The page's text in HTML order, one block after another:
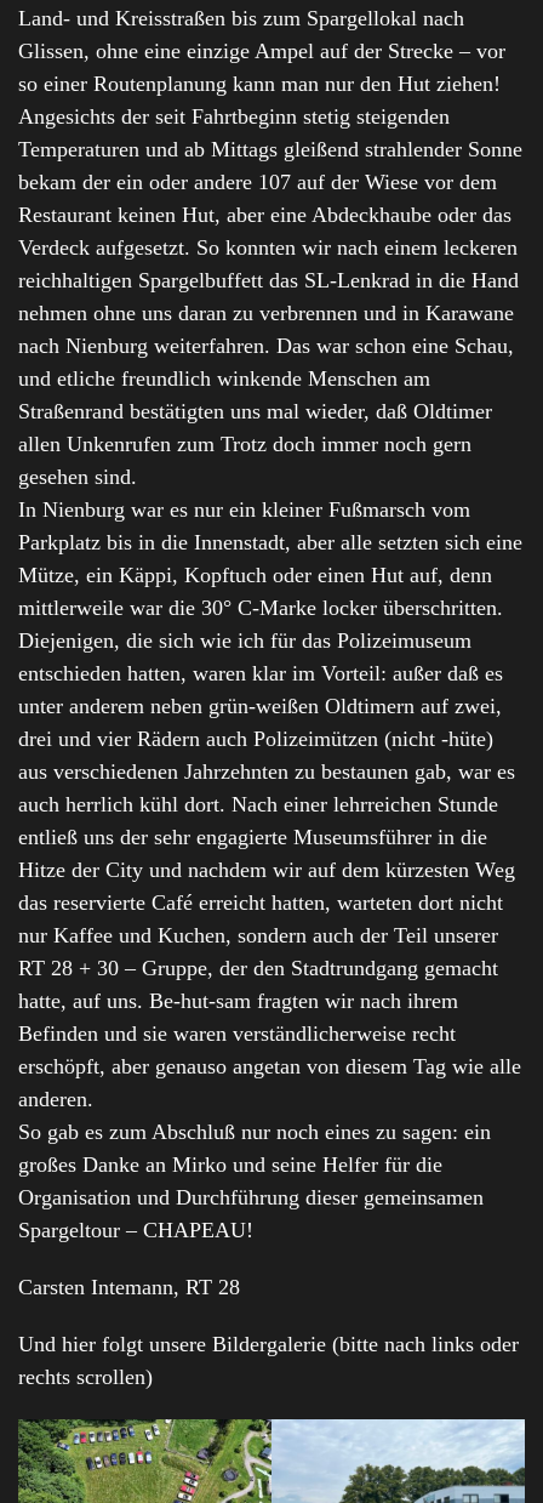
Land- und Kreisstraßen bis zum Spargellokal nach
Glissen, ohne eine einzige Ampel auf der Strecke – vor
so einer Routenplanung kann man nur den Hut ziehen!
Angesichts der seit Fahrtbeginn stetig steigenden
Temperaturen und ab Mittags gleißend strahlender Sonne
bekam der ein oder andere 107 auf der Wiese vor dem
Restaurant keinen Hut, aber eine Abdeckhaube oder das
Verdeck aufgesetzt. So konnten wir nach einem leckeren
reichhaltigen Spargelbuffett das SL-Lenkrad in die Hand
nehmen ohne uns daran zu verbrennen und in Karawane
nach Nienburg weiterfahren. Das war schon eine Schau,
und etliche freundlich winkende Menschen am
Straßenrand bestätigten uns mal wieder, daß Oldtimer
allen Unkenrufen zum Trotz doch immer noch gern
gesehen sind.
In Nienburg war es nur ein kleiner Fußmarsch vom
Parkplatz bis in die Innenstadt, aber alle setzten sich eine
Mütze, ein Käppi, Kopftuch oder einen Hut auf, denn
mittlerweile war die 30° C-Marke locker überschritten.
Diejenigen, die sich wie ich für das Polizeimuseum
entschieden hatten, waren klar im Vorteil: außer daß es
unter anderem neben grün-weißen Oldtimern auf zwei,
drei und vier Rädern auch Polizeimützen (nicht -hüte)
aus verschiedenen Jahrzehnten zu bestaunen gab, war es
auch herrlich kühl dort. Nach einer lehrreichen Stunde
entließ uns der sehr engagierte Museumsführer in die
Hitze der City und nachdem wir auf dem kürzesten Weg
das reservierte Café erreicht hatten, warteten dort nicht
nur Kaffee und Kuchen, sondern auch der Teil unserer
RT 28 + 30 – Gruppe, der den Stadtrundgang gemacht
hatte, auf uns. Be-hut-sam fragten wir nach ihrem
Befinden und sie waren verständlicherweise recht
erschöpft, aber genauso angetan von diesem Tag wie alle
anderen.
So gab es zum Abschluß nur noch eines zu sagen: ein
großes Danke an Mirko und seine Helfer für die
Organisation und Durchführung dieser gemeinsamen
Spargeltour – CHAPEAU!
Carsten Intemann, RT 28
Und hier folgt unsere Bildergalerie (bitte nach links oder
rechts scrollen)